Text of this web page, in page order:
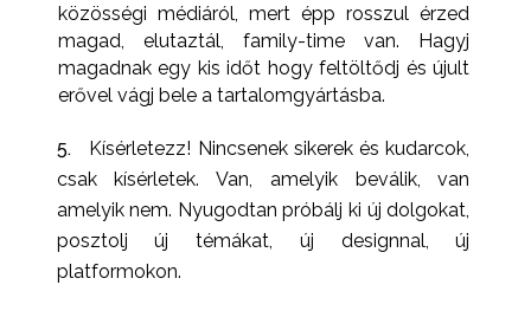
közösségi médiáról, mert épp rosszul érzed
magad, elutaztál, family-time van. Hagyj
magadnak egy kis időt hogy feltöltődj és újult
erővel vágj bele a tartalomgyártásba.
Kísérletezz! Nincsenek sikerek és kudarcok,
csak kísérletek. Van, amelyik beválik, van
amelyik nem. Nyugodtan próbálj ki új dolgokat,
posztolj új témákat, új designnal, új
platformokon.